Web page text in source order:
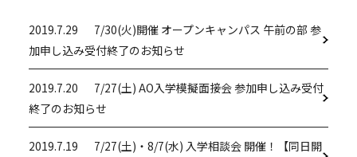
2019.7.29
7/30(火)開催 オープンキャンパス 午前の部 参
加申し込み受付終了のお知らせ
2019.7.20
7/27(土) AO入学模擬面接会 参加申し込み受付
終了のお知らせ
2019.7.19
7/27(土)・8/7(水) 入学相談会 開催！【同日開